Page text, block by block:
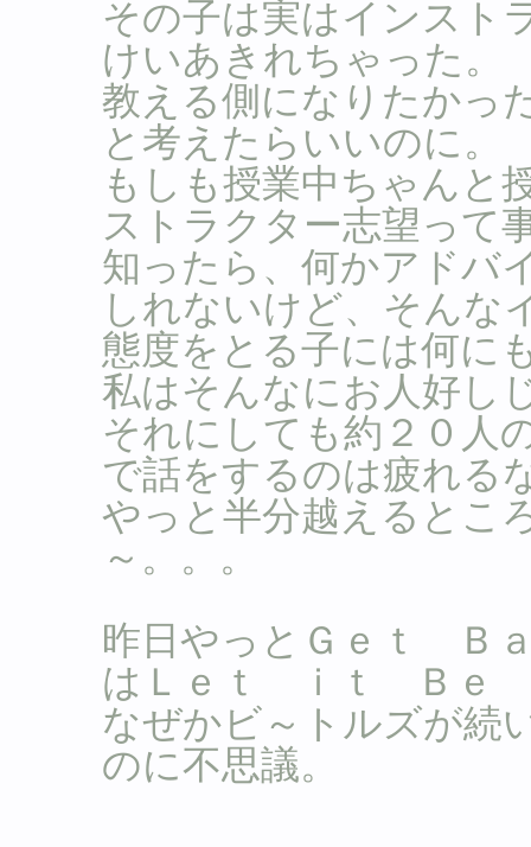
その子は実はインスト
けいあきれちゃった。
教える側になりたかっ
と考えたらいいのに。
もしも授業中ちゃんと
ストラクター志望って
知ったら、何かアドバ
しれないけど、そんな
態度をとる子には何に
私はそんなにお人好し
それにしても約２０人
で話をするのは疲れる
やっと半分越えると
～。。。
昨日やっとＧｅｔ Ｂ
はＬｅｔ ｉｔ Ｂｅ
なぜかビ～トルズが続
のに不思議。